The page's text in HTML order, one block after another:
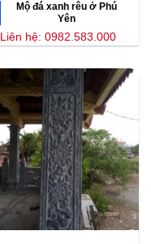
Mộ đá xanh rêu ở Phú
Yên
Liên hệ: 0982.583.000